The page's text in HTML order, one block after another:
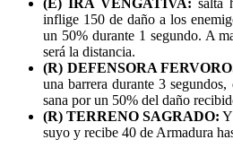
inflige 150 de daño a los
un 50% durante 1 segundo. A
será la distancia.
(R) DEFENSORA
una barrera durante 3
sana por un 50% del daño
(R) TERRENO SAGRADO:
suyo y recibe 40 de Armadura